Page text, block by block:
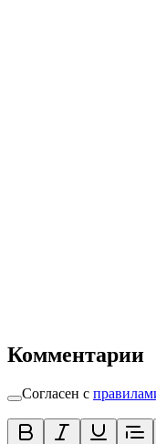
Комментарии
Согласен с